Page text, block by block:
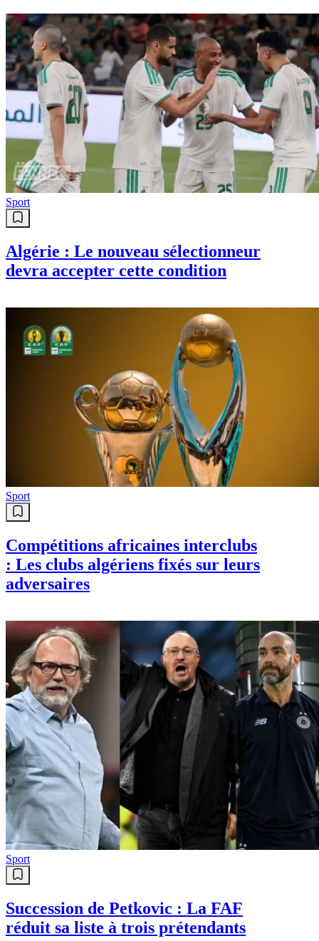
Sport
Algérie : Le nouveau sélectionneur
devra accepter cette condition
Sport
Compétitions africaines interclubs
: Les clubs algériens fixés sur leurs
adversaires
Sport
Succession de Petkovic : La FAF
réduit sa liste à trois prétendants